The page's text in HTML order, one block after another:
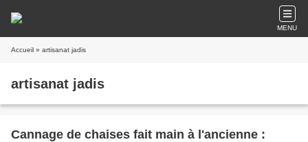
MENU
Accueil » artisanat jadis
artisanat jadis
Cannage de chaises fait main à l'ancienne :